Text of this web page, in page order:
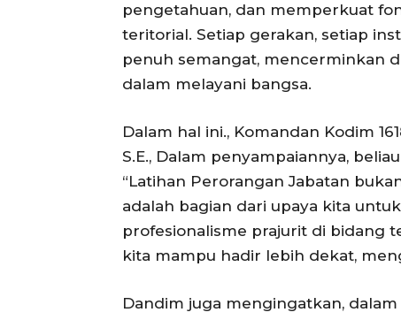
pengetahuan, dan memperkuat
teritorial. Setiap gerakan, setiap
penuh semangat, mencerminkan
dalam melayani bangsa.
Dalam hal ini., Komandan Kodim
S.E., Dalam penyampaiannya,
“Latihan Perorangan Jabatan
adalah bagian dari upaya kita
profesionalisme prajurit di bidang
kita mampu hadir lebih dekat,
Dandim juga mengingatkan,